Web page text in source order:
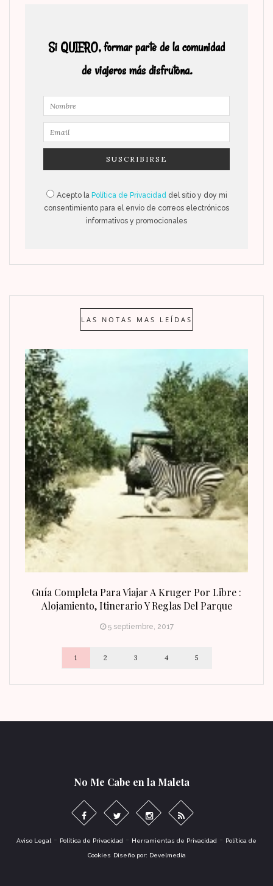
Si QUIERO, formar parte de la comunidad
de viajeros más disfrutona.
Acepto la Política de Privacidad del sitio y doy mi
consentimiento para el envío de correos electrónicos
informativos y promocionales
LAS NOTAS MAS LEÍDAS
Guía Completa Para Viajar A Kruger Por Libre :
Alojamiento, Itinerario Y Reglas Del Parque
5 septiembre, 2017
1 2 3 4 5
No Me Cabe en la Maleta
Aviso Legal - Política de Privacidad - Herramientas de Privacidad - Política de
Cookies Diseño por: Develmedia